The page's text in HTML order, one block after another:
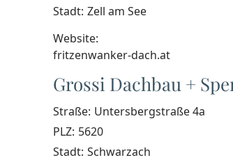
Stadt: Zell am See
Website:
fritzenwanker-dach.at
Grossi Dachbau +
Straße: Untersbergstraße 4a
PLZ: 5620
Stadt: Schwarzach